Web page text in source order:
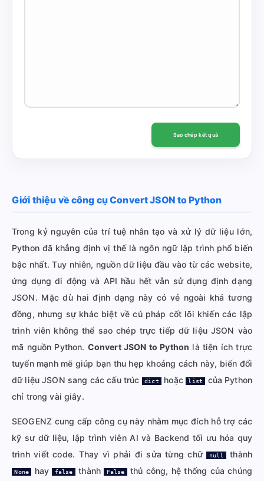
Sao chép kết quả
Giới thiệu về công cụ Convert JSON to Python
Trong kỷ nguyên của trí tuệ nhân tạo và xử lý dữ liệu lớn,
Python đã khẳng định vị thế là ngôn ngữ lập trình phổ biến
bậc nhất. Tuy nhiên, nguồn dữ liệu đầu vào từ các website,
ứng dụng di động và API hầu hết vẫn sử dụng định dạng
JSON. Mặc dù hai định dạng này có vẻ ngoài khá tương
đồng, nhưng sự khác biệt về cú pháp cốt lõi khiến các lập
trình viên không thể sao chép trực tiếp dữ liệu JSON vào
mã nguồn Python. Convert JSON to Python là tiện ích trực
tuyến mạnh mẽ giúp bạn thu hẹp khoảng cách này, biến đổi
dữ liệu JSON sang các cấu trúc
dict hoặc list
của Python
chỉ trong vài giây.
SEOGENZ cung cấp công cụ này nhằm mục đích hỗ trợ các
kỹ sư dữ liệu, lập trình viên AI và Backend tối ưu hóa quy
trình viết code. Thay vì phải đi sửa từng chữ null thành
None hay false thành False thủ công, hệ thống của chúng